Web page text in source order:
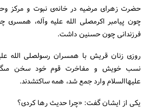
حضرت زهراى مرضيه در خانه‌ی نبوت و مركز
چون پيامبر اكرم‏صلى الله عليه وآله،
فرزندانى چون حسنين داشت.
روزى زنان قريش با همسران رسول‏صلى الله
نسب خويش و مفاخرت قوم خود سخن
‏عليهاالسلام وارد جمع شد، همه ساكت‏شدند.
يكى از ايشان گفت: «چرا حديث رها كردى؟